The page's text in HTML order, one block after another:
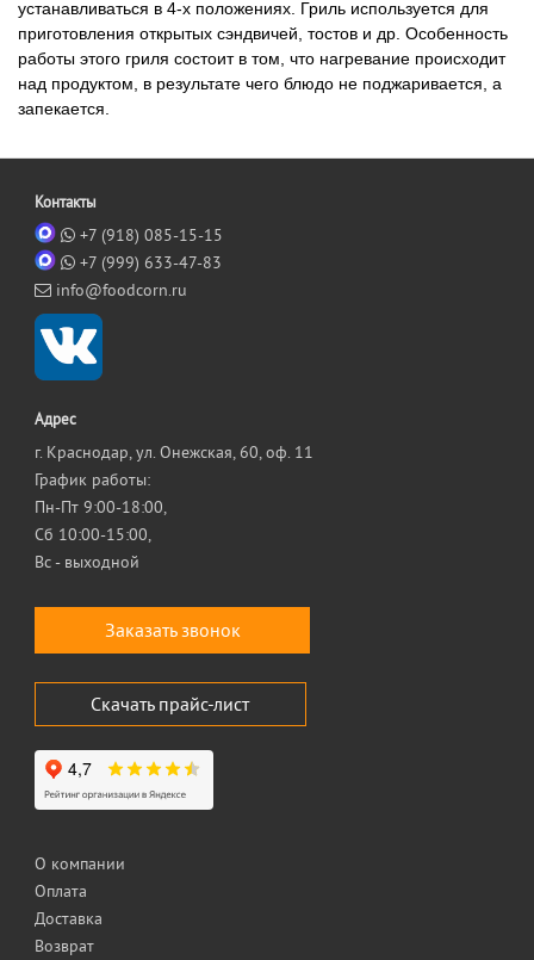
устанавливаться в 4-х положениях. Гриль используется для
приготовления открытых сэндвичей, тостов и др. Особенность
работы этого гриля состоит в том, что нагревание происходит
над продуктом, в результате чего блюдо не поджаривается, а
запекается.
Контакты
+7 (918) 085-15-15
+7 (999) 633-47-83
info@foodcorn.ru
Адрес
г. Краснодар, ул. Онежская, 60, оф. 11
График работы:
Пн-Пт 9:00-18:00,
Сб 10:00-15:00,
Вс - выходной
Заказать звонок
Скачать прайс-лист
О компании
Оплата
Доставка
Возврат